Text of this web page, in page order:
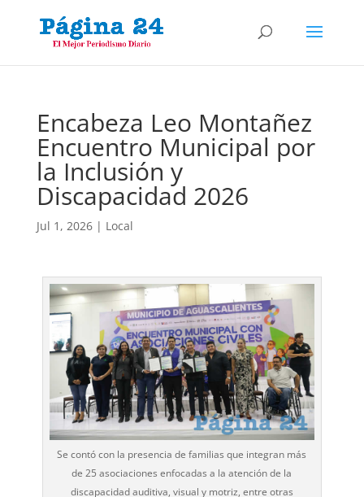
Encabeza Leo Montañez
Encuentro Municipal por
la Inclusión y
Discapacidad 2026
Jul 1, 2026| Local
Se contó con la presencia de familias que integran más
de 25 asociaciones enfocadas a la atención de la
discapacidad auditiva, visual y motriz, entre otras